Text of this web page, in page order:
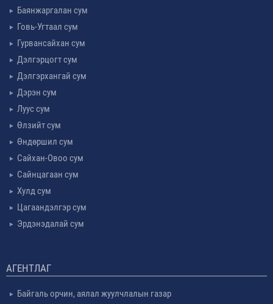
Баянжаргалан сум
Говь-Угтаал сум
Гурвансайхан сум
Дэлгэрцогт сум
Дэлгэрхангай сум
Дэрэн сум
Луус сум
Өлзийт сум
Өндөршил сум
Сайхан-Овоо сум
Сайнцагаан сум
Хулд сум
Цагаандэлгэр сум
Эрдэнэдалай сум
АГЕНТЛАГ
Байгаль орчин, аялал жуулчлалын газар